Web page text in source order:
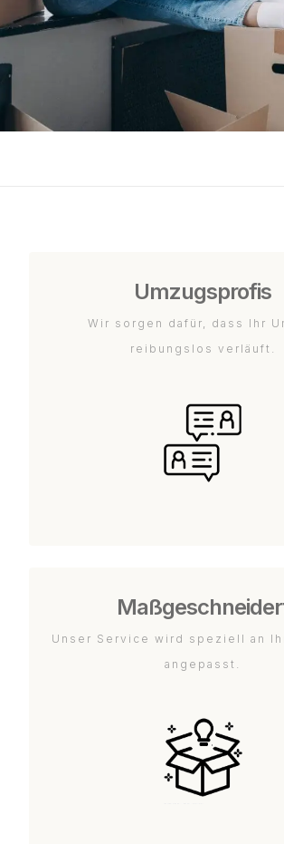
Umzugsprofis
Wir sorgen dafür, dass Ihr
reibungslos verläuft.
Unser Service wird speziell an
angepasst.